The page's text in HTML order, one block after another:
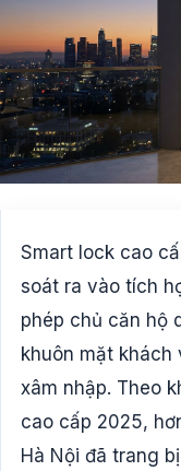
Smart lock cao
soát ra vào tích
phép chủ căn hộ
khuôn mặt khách
xâm nhập. Theo
cao cấp 2025,
Hà Nội đã trang